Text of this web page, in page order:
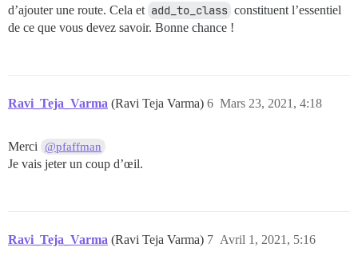
d’ajouter une route. Cela et add_to_class constituent l’essentiel
de ce que vous devez savoir. Bonne chance !
Ravi_Teja_Varma (Ravi Teja Varma) Mars 23, 2021, 4:18
6
Merci @pfaffman
Je vais jeter un coup d’œil.
Ravi_Teja_Varma (Ravi Teja Varma) Avril 1, 2021, 5:16
7